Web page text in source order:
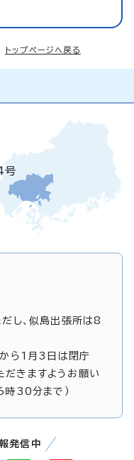
トップページへ戻る
号
し、似島出張所は8
ら1月3日は閉庁
だきますようお願い
時30分まで）
発信中